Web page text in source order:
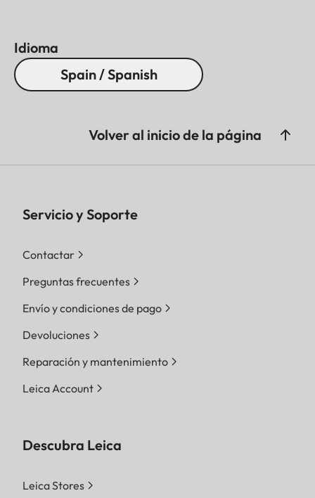
Idioma
Spain / Spanish
Volver al inicio de la página
Servicio y Soporte
Contactar
Preguntas frecuentes
Envío y condiciones de pago
Devoluciones
Reparación y mantenimiento
Leica Account
Descubra Leica
Leica Stores